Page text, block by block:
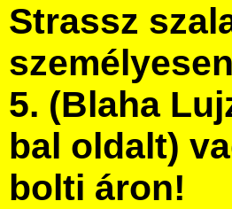
Strassz
5. (Blaha
bal oldalt)
bolti áron!